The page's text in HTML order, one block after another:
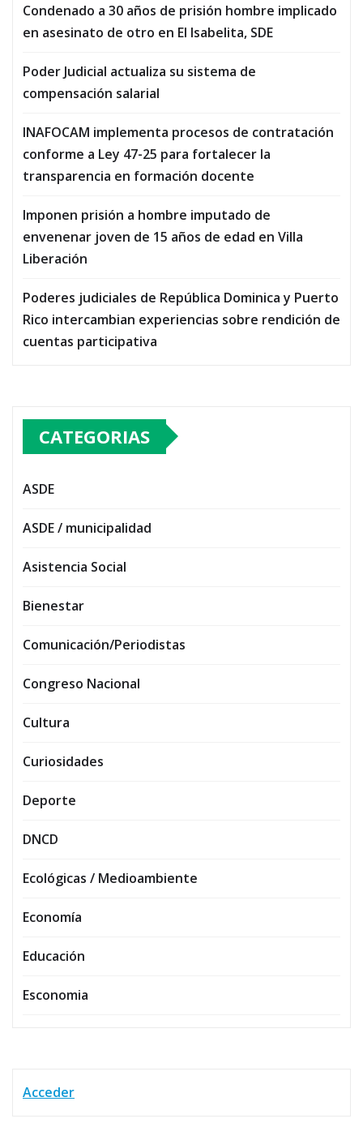
Condenado a 30 años de prisión hombre implicado
en asesinato de otro en El Isabelita, SDE
Poder Judicial actualiza su sistema de
compensación salarial
INAFOCAM implementa procesos de contratación
conforme a Ley 47-25 para fortalecer la
transparencia en formación docente
Imponen prisión a hombre imputado de
envenenar joven de 15 años de edad en Villa
Liberación
Poderes judiciales de República Dominica y Puerto
Rico intercambian experiencias sobre rendición de
cuentas participativa
CATEGORIAS
ASDE
ASDE / municipalidad
Asistencia Social
Bienestar
Comunicación/Periodistas
Congreso Nacional
Cultura
Curiosidades
Deporte
DNCD
Ecológicas / Medioambiente
Economía
Educación
Esconomia
Acceder